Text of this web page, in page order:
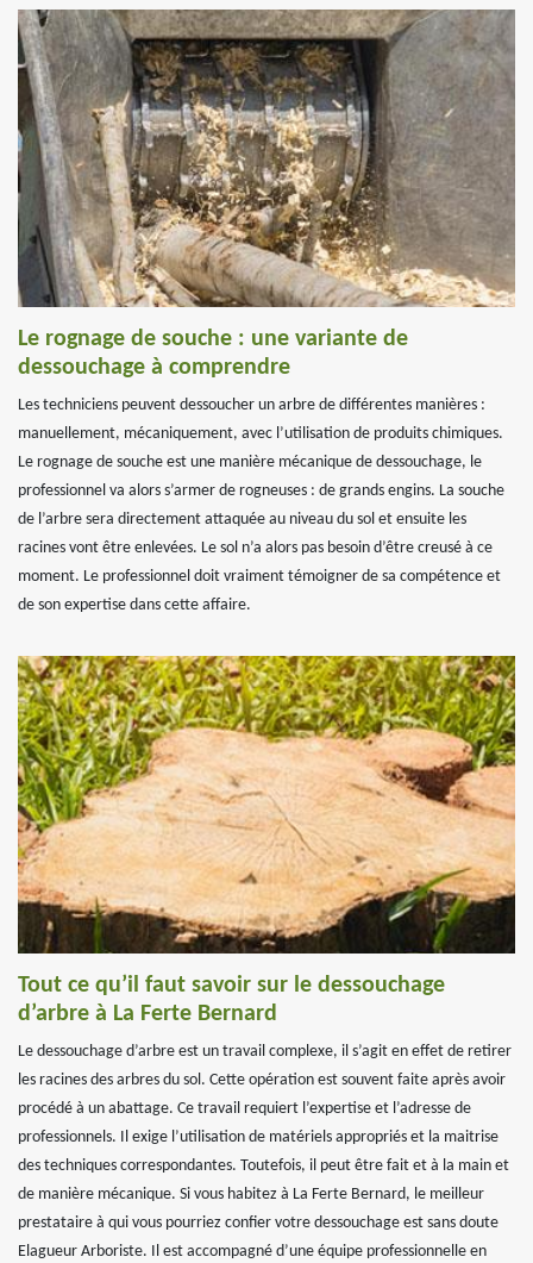
Le rognage de souche : une variante de
dessouchage à comprendre
Les techniciens peuvent dessoucher un arbre de différentes manières :
manuellement, mécaniquement, avec l’utilisation de produits chimiques.
Le rognage de souche est une manière mécanique de dessouchage, le
professionnel va alors s’armer de rogneuses : de grands engins. La souche
de l’arbre sera directement attaquée au niveau du sol et ensuite les
racines vont être enlevées. Le sol n’a alors pas besoin d’être creusé à ce
moment. Le professionnel doit vraiment témoigner de sa compétence et
de son expertise dans cette affaire.
Tout ce qu’il faut savoir sur le dessouchage
d’arbre à La Ferte Bernard
Le dessouchage d’arbre est un travail complexe, il s’agit en effet de retirer
les racines des arbres du sol. Cette opération est souvent faite après avoir
procédé à un abattage. Ce travail requiert l’expertise et l’adresse de
professionnels. Il exige l’utilisation de matériels appropriés et la maitrise
des techniques correspondantes. Toutefois, il peut être fait et à la main et
de manière mécanique. Si vous habitez à La Ferte Bernard, le meilleur
prestataire à qui vous pourriez confier votre dessouchage est sans doute
Elagueur Arboriste. Il est accompagné d’une équipe professionnelle en